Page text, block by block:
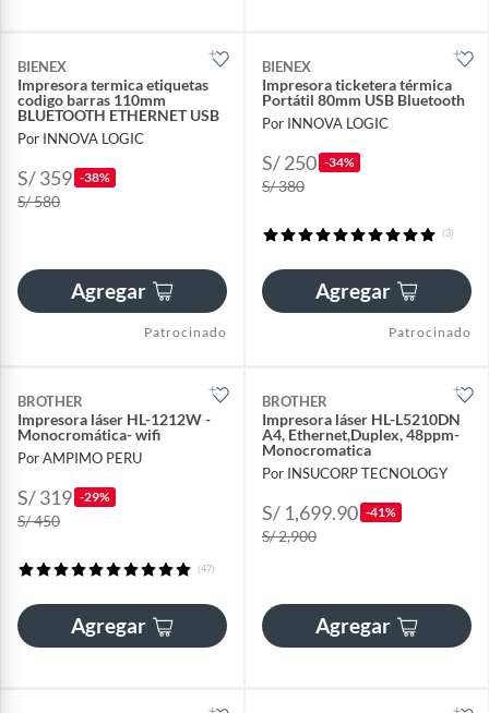
BIENEX
Impresora termica etiquetas
codigo barras 110mm
BLUETOOTH ETHERNET USB
Por INNOVA LOGIC
S/ 359 -38%
S/ 580
Agregar
Patrocinado
BIENEX
Impresora ticketera térmica
Portátil 80mm USB Bluetooth
Por INNOVA LOGIC
S/ 250 -34%
S/ 380
(3)
Agregar
Patrocinado
BROTHER
Impresora láser HL-1212W -
Monocromática- wifi
Por AMPIMO PERU
S/ 319 -29%
S/ 450
(47)
Agregar
BROTHER
Impresora láser HL-L5210DN
A4, Ethernet,Duplex, 48ppm-
Monocromatica
Por INSUCORP TECNOLOGY
S/ 1,699.90 -41%
S/ 2,900
Agregar